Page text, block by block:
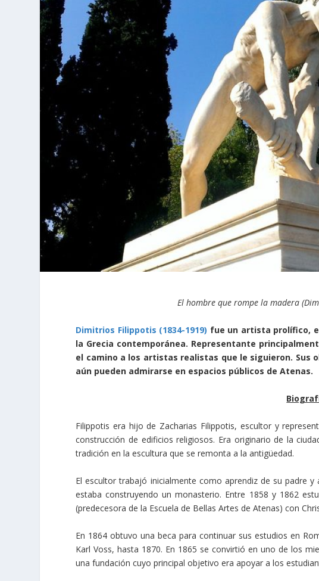
El hombre que rompe la madera
Dimitrios Filippotis (1834-1919) fue un artista prolífico,
la Grecia contemporánea. Representante
el camino a los artistas realistas que le siguieron. Sus
aún pueden admirarse en espacios públicos de Atenas.
Filippotis era hijo de Zacharias Filippotis, escultor y
construcción de edificios religiosos. Era originario de la
tradición en la escultura que se remonta a la antigüedad.
El escultor trabajó inicialmente como aprendiz de su padre
estaba construyendo un monasterio. Entre 1858 y 1862
(predecesora de la Escuela de Bellas Artes de Atenas) con
En 1864 obtuvo una beca para continuar sus estudios en
Karl Voss, hasta 1870. En 1865 se convirtió en uno de los
una fundación cuyo principal objetivo era apoyar a los